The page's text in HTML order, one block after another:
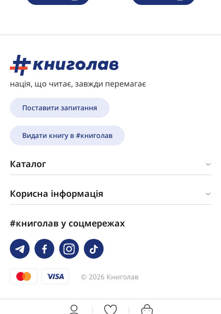
нація, що читає, завжди перемагає
Поставити запитання
Видати книгу в #книголав
Каталог
Корисна інформація
#книголав у соцмережах
© 2026 Книголав